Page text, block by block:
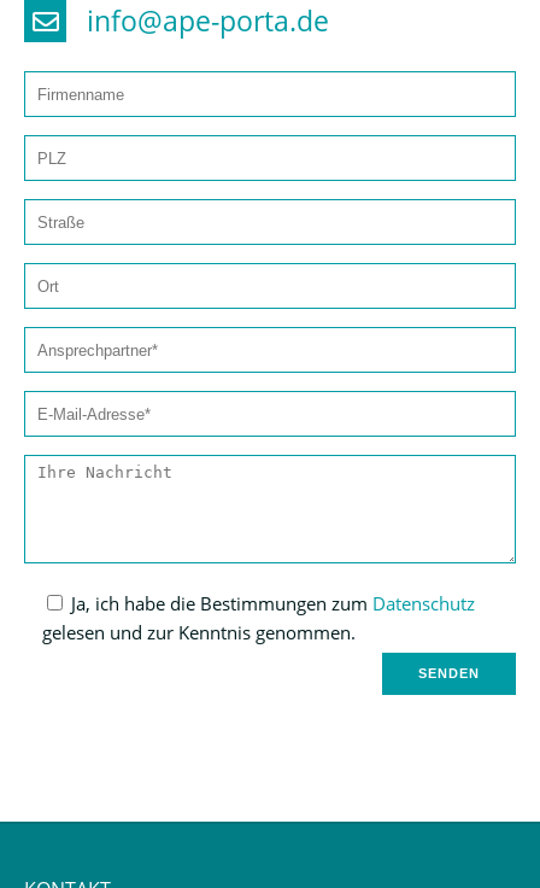
info@ape-porta.de
Ja, ich habe die Bestimmungen zum Datenschutz
gelesen und zur Kenntnis genommen.